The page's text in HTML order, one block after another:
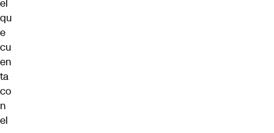
el
qu
e
cu
en
ta
co
n
el